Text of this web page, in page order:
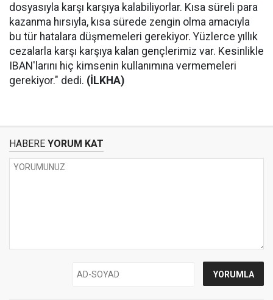
dosyasıyla karşı karşıya kalabiliyorlar. Kısa süreli para
kazanma hırsıyla, kısa sürede zengin olma amacıyla
bu tür hatalara düşmemeleri gerekiyor. Yüzlerce yıllık
cezalarla karşı karşıya kalan gençlerimiz var. Kesinlikle
IBAN'larını hiç kimsenin kullanımına vermemeleri
gerekiyor." dedi. (İLKHA)
HABERE YORUM KAT